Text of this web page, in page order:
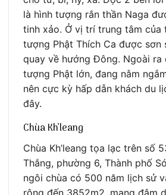
là hình tượng rắn thần Naga
tinh xảo. Ở vị trí trung tâm của
tượng Phật Thích Ca được sơn
quay về hướng Đông. Ngoài
tượng Phật lớn, đang nằm
nên cực kỳ hấp dẫn khách du
đây.
Chùa Kh’leang
Chùa Kh’leang tọa lạc trên số
Thắng, phường 6, Thành phố
ngôi chùa có 500 năm lịch sử